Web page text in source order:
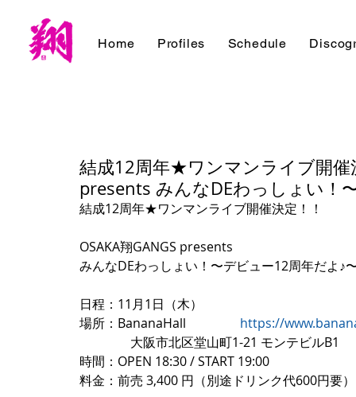
Home Profiles Schedule
結成12周年★ワンマンライブ開催
presents みんなDEわっしょい！
結成12周年★ワンマンライブ開催決定！！
OSAKA翔GANGS presents
みんなDEわっしょい！〜デビュー12周年だよ♪
日程：11月1日（木）
場所：BananaHall https://
大阪市北区堂山町1-21 モンテビルB1 　
時間：OPEN 18:30 / START 19:00
料金：前売 3,400 円（別途ドリンク代600円要）